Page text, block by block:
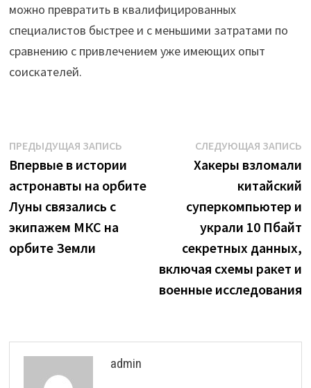
можно превратить в квалифицированных
специалистов быстрее и с меньшими затратами по
сравнению с привлечением уже имеющих опыт
соискателей.
Навигация
по
записям
ПРЕДЫДУЩАЯ ЗАПИСЬПредыдущая
запись:
Впервые в истории
астронавты на орбите
Луны связались с
экипажем МКС на
орбите Земли
СЛЕДУЮЩАЯ ЗАПИСЬ
Хакеры взломали
китайский
суперкомпьютер и
украли 10 Пбайт
секретных данных,
включая схемы ракет и
военные исследования
admin